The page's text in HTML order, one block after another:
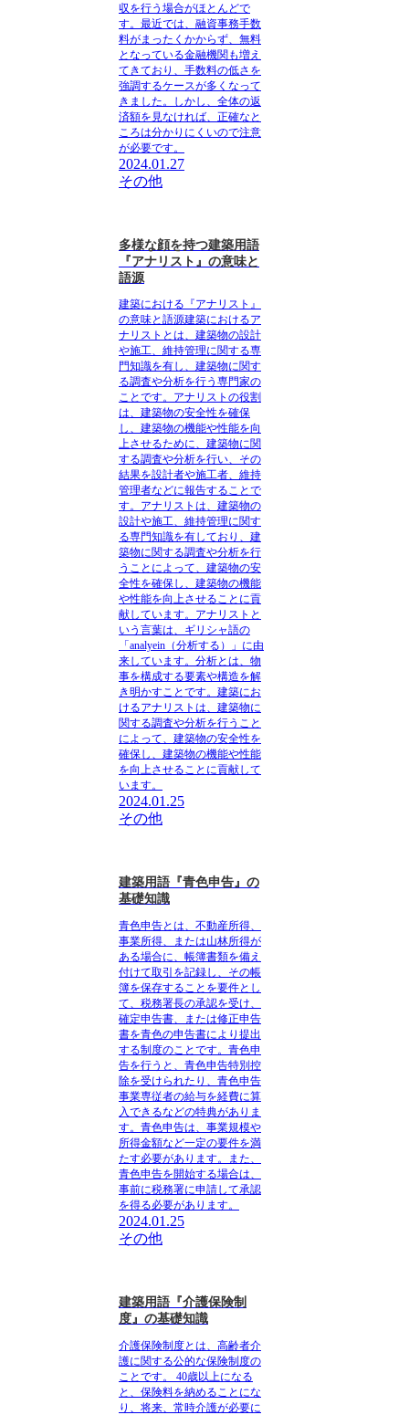
収を行う場合がほとんどで
す。最近では、融資事務手数
料がまったくかからず、無料
となっている金融機関も増え
てきており、手数料の低さを
強調するケースが多くなって
きました。しかし、全体の返
済額を見なければ、正確なと
ころは分かりにくいので注意
が必要です。
2024.01.27
その他
多様な顔を持つ建築用語
『アナリスト』の意味と
語源
建築における『アナリスト』
の意味と語源建築におけるア
ナリストとは、建築物の設計
や施工、維持管理に関する専
門知識を有し、建築物に関す
る調査や分析を行う専門家の
ことです。アナリストの役割
は、建築物の安全性を確保
し、建築物の機能や性能を向
上させるために、建築物に関
する調査や分析を行い、その
結果を設計者や施工者、維持
管理者などに報告することで
す。アナリストは、建築物の
設計や施工、維持管理に関す
る専門知識を有しており、建
築物に関する調査や分析を行
うことによって、建築物の安
全性を確保し、建築物の機能
や性能を向上させることに貢
献しています。アナリストと
いう言葉は、ギリシャ語の
「analyein（分析する）」に由
来しています。分析とは、物
事を構成する要素や構造を解
き明かすことです。建築にお
けるアナリストは、建築物に
関する調査や分析を行うこと
によって、建築物の安全性を
確保し、建築物の機能や性能
を向上させることに貢献して
います。
2024.01.25
その他
建築用語『青色申告』の
基礎知識
青色申告とは、不動産所得、
事業所得、または山林所得が
ある場合に、帳簿書類を備え
付けて取引を記録し、その帳
簿を保存することを要件とし
て、税務署長の承認を受け、
確定申告書、または修正申告
書を青色の申告書により提出
する制度のことです。青色申
告を行うと、青色申告特別控
除を受けられたり、青色申告
事業専従者の給与を経費に算
入できるなどの特典がありま
す。青色申告は、事業規模や
所得金額など一定の要件を満
たす必要があります。また、
青色申告を開始する場合は、
事前に税務署に申請して承認
を得る必要があります。
2024.01.25
その他
建築用語『介護保険制
度』の基礎知識
介護保険制度とは、高齢者介
護に関する公的な保険制度の
ことです。
40歳以上になる
と、保険料を納めることにな
り、将来、常時介護が必要に